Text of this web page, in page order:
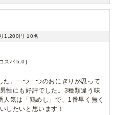
1,200円 10名
コスパ 5.0
。一つ一つのおにぎりが思って
性にも好評でした。3種類違う味
気は「鶏めし」で、1番早く無く
したいと思います！